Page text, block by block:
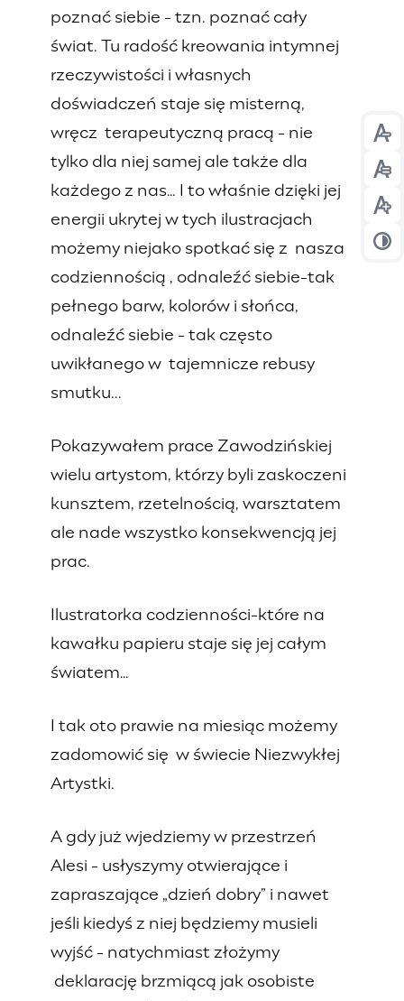
poznać siebie - tzn. poznać cały
świat. Tu radość kreowania intymnej
rzeczywistości i własnych
doświadczeń staje się misterną,
wręcz terapeutyczną pracą - nie
tylko dla niej samej ale także dla
każdego z nas… I to właśnie dzięki jej
energii ukrytej w tych ilustracjach
możemy niejako spotkać się z nasza
codziennością , odnaleźć siebie-tak
pełnego barw, kolorów i słońca,
odnaleźć siebie - tak często
uwikłanego w tajemnicze rebusy
smutku...
Pokazywałem prace Zawodzińskiej
wielu artystom, którzy byli zaskoczeni
kunsztem, rzetelnością, warsztatem
ale nade wszystko konsekwencją jej
prac.
Ilustratorka codzienności-które na
kawałku papieru staje się jej całym
światem…
I tak oto prawie na miesiąc możemy
zadomowić się w świecie Niezwykłej
Artystki.
A gdy już wjedziemy w przestrzeń
Alesi - usłyszymy otwierające i
zapraszające „dzień dobry” i nawet
jeśli kiedyś z niej będziemy musieli
wyjść - natychmiast złożymy
deklarację brzmiącą jak osobiste